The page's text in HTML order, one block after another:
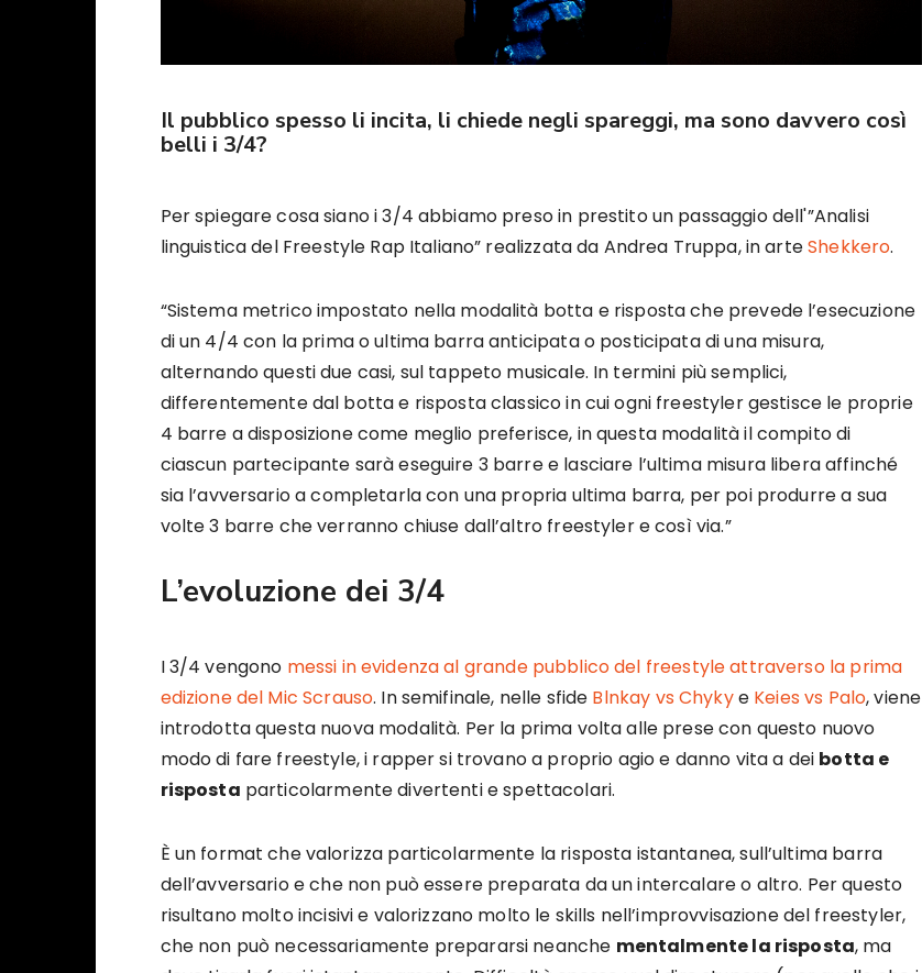
Il pubblico spesso li incita, li chiede negli spareggi, ma sono davvero così
belli i 3/4?
Per spiegare cosa siano i 3/4 abbiamo preso in prestito un passaggio dell'”Analisi
linguistica del Freestyle Rap Italiano” realizzata da Andrea Truppa, in arteShekkero.
“Sistema metrico impostato nella modalità botta e risposta che prevede l’esecuzione
di un 4/4 con la prima o ultima barra anticipata o posticipata di una misura,
alternando questi due casi, sul tappeto musicale. In termini più semplici,
differentemente dal botta e risposta classico in cui ogni freestyler gestisce le proprie
4 barre a disposizione come meglio preferisce, in questa modalità il compito di
ciascun partecipante sarà eseguire 3 barre e lasciare l’ultima misura libera affinché
sia l’avversario a completarla con una propria ultima barra, per poi produrre a sua
volte 3 barre che verranno chiuse dall’altro freestyler e così via.”
L’evoluzione dei 3/4
I 3/4 vengono messi in evidenza al grande pubblico del freestyle attraverso la prima
edizione del Mic Scrauso. In semifinale, nelle sfide Blnkay vs Chykye Keies vs Palo, viene
introdotta questa nuova modalità. Per la prima volta alle prese con questo nuovo
modo di fare freestyle, i rapper si trovano a proprio agio e danno vita a dei botta e
risposta particolarmente divertenti e spettacolari.
È un format che valorizza particolarmente la risposta istantanea, sull’ultima barra
dell’avversario e che non può essere preparata da un intercalare o altro. Per questo
risultano molto incisivi e valorizzano molto le skills nell’improvvisazione del freestyler,
che non può necessariamente prepararsi neanche mentalmente la risposta, ma